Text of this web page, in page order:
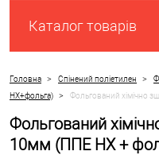
Каталог товарів
Головна > Спінений поліетилен >
НХ+фольга)
> Фольгований хімічно
Фольгований
10мм (ППЕ НХ +